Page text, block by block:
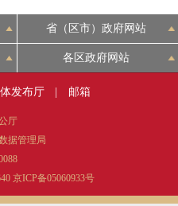
省（区市）政府网站
各区政府网站
发布厅 邮箱
厅
据管理局
京ICP备05060933号